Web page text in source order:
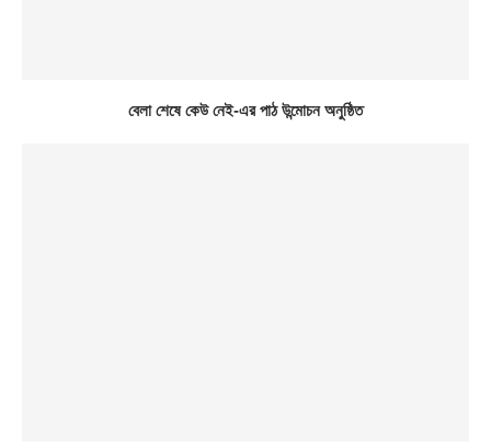
বেলা শেষে কেউ নেই-এর পাঠ উন্মোচন অনুষ্ঠিত